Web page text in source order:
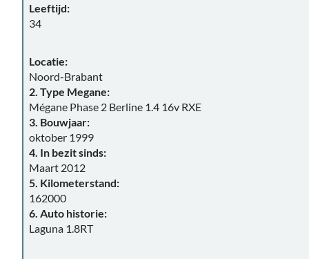
Leeftijd:
34
Locatie:
Noord-Brabant
2. Type Megane:
Mégane Phase 2 Berline 1.4 16v RXE
3. Bouwjaar:
oktober 1999
4. In bezit sinds:
Maart 2012
5. Kilometerstand:
162000
6. Auto historie:
Laguna 1.8RT